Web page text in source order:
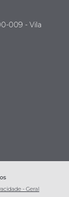
009 - Vila
- Geral